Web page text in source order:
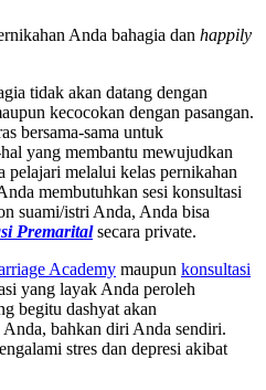
Anda bahagia dan happily
tidak akan datang dengan
kecocokan dengan pasangan.
bersama-sama untuk
yang membantu mewujudkan
pelajari melalui kelas pernikahan
membutuhkan sesi konsultasi
suami/istri Anda, Anda bisa
Premaritalsecara private.
Academy maupun konsultasi
yang layak Anda peroleh
begitu dashyat akan
bahkan diri Anda sendiri.
stres dan depresi akibat